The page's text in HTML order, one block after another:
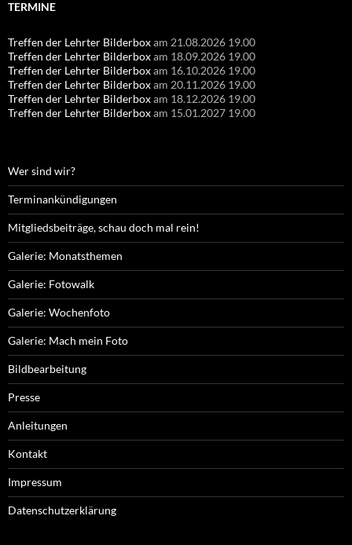
TERMINE
Treffen der Lehrter Bilderboxam 21.08.2026 19.00
Treffen der Lehrter Bilderboxam 18.09.2026 19.00
Treffen der Lehrter Bilderboxam 16.10.2026 19.00
Treffen der Lehrter Bilderboxam 20.11.2026 19.00
Treffen der Lehrter Bilderboxam 18.12.2026 19.00
Treffen der Lehrter Bilderboxam 15.01.2027 19.00
Wer sind wir?
Terminankündigungen
Mitgliedsbeiträge, schau doch mal rein!
Galerie: Monatsthemen
Galerie: Fotowalk
Galerie: Wochenfoto
Galerie: Mach mein Foto
Bildbearbeitung
Presse
Anleitungen
Kontakt
Impressum
Datenschutzerklärung